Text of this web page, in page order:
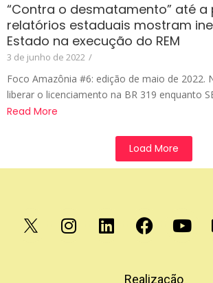
“Contra o desmatamento” até a
relatórios estaduais mostram
Estado na execução do REM
3 de junho de 2022 /
Foco Amazônia #6: edição de maio de 2022.
liberar o licenciamento na BR 319 enquanto
Read More
Load More
Realização